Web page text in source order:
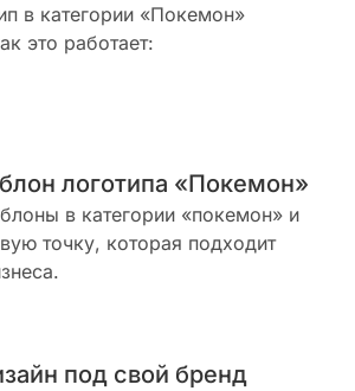
в категории «Покемон»
это работает:
логотипа «Покемон»
в категории «покемон» и
точку, которая подходит
под свой бренд